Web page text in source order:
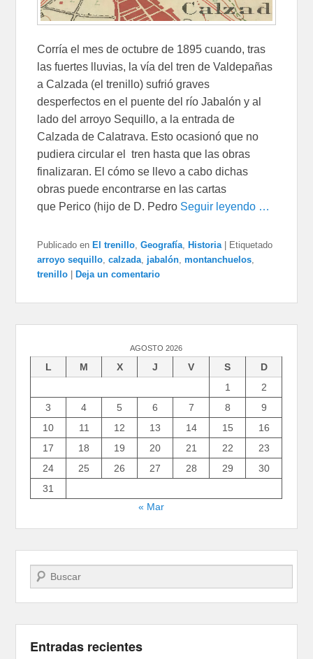
Corría el mes de octubre de 1895 cuando, tras
las fuertes lluvias, la vía del tren de Valdepañas
a Calzada (el trenillo) sufrió graves
desperfectos en el puente del río Jabalón y al
lado del arroyo Sequillo, a la entrada de
Calzada de Calatrava. Esto ocasionó que no
pudiera circular el tren hasta que las obras
finalizaran. El cómo se llevo a cabo dichas
obras puede encontrarse en las cartas
que Perico (hijo de D. Pedro Seguir leyendo …
Publicado en El trenillo,Geografía, Historia
Etiquetado
arroyo sequillo,calzada, jabalón,montanchuelos,
trenillo
Deja un comentario
AGOSTO 2026
L M X J V S
D
1
2
3
4 5 6 7 8
9
10
11 12 13 14 15
16
17
18 19 20 21 22
23
24
25 26 27 28 29
30
31
« Mar
Buscar
Entradas recientes